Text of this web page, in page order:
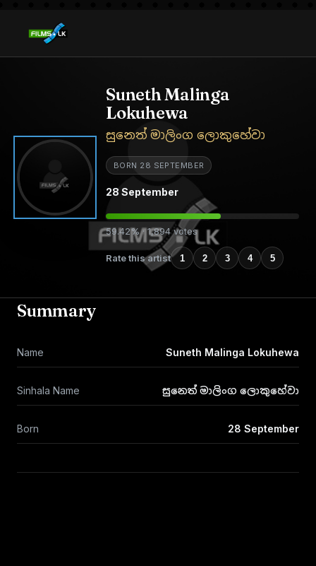
Suneth Malinga
Lokuhewa
සුනෙත් මාලිංග ලොකුහේවා
BORN 28 SEPTEMBER
28 September
59.42% · 1,894 votes
Rate this artist 1 2 3 4 5
Summary
Name Suneth Malinga Lokuhewa
Sinhala Name සුනෙත් මාලිංග ලොකුහේවා
Born 28 September